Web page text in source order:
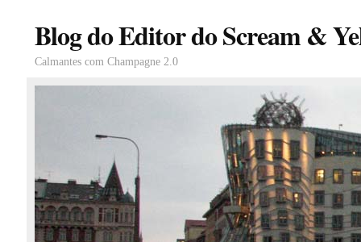
Blog do Editor do Scream &
Calmantes com Champagne 2.0